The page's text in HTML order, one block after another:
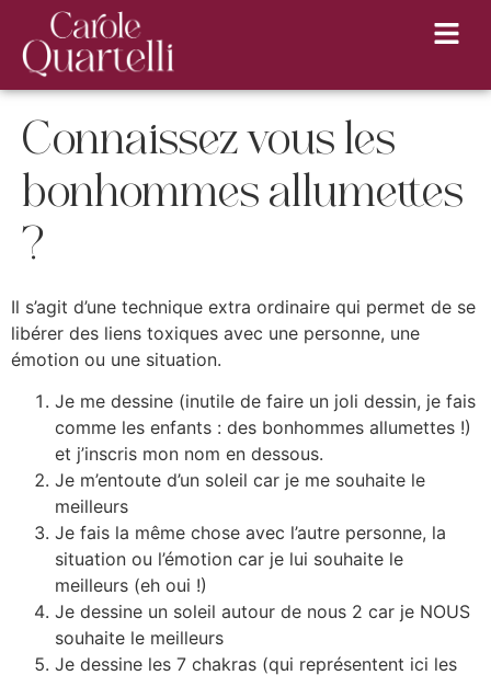
Connaissez vous les
bonhommes allumettes
?
Il s’agit d’une technique extra ordinaire qui permet de se
libérer des liens toxiques avec une personne, une
émotion ou une situation.
Je me dessine (inutile de faire un joli dessin, je fais
comme les enfants : des bonhommes allumettes !)
et j’inscris mon nom en dessous.
Je m’entoute d’un soleil car je me souhaite le
meilleurs
Je fais la même chose avec l’autre personne, la
situation ou l’émotion car je lui souhaite le
meilleurs (eh oui !)
Je dessine un soleil autour de nous 2 car je NOUS
souhaite le meilleurs
Je dessine les 7 chakras (qui représentent ici les